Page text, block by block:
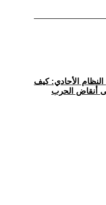
الأحادي: كيف
أنقاض الحرب